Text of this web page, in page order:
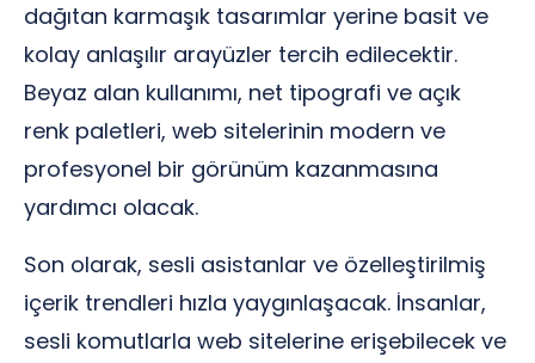
dağıtan karmaşık tasarımlar yerine basit ve
kolay anlaşılır arayüzler tercih edilecektir.
Beyaz alan kullanımı, net tipografi ve açık
renk paletleri, web sitelerinin modern ve
profesyonel bir görünüm kazanmasına
yardımcı olacak.
Son olarak, sesli asistanlar ve özelleştirilmiş
içerik trendleri hızla yaygınlaşacak. İnsanlar,
sesli komutlarla web sitelerine erişebilecek ve